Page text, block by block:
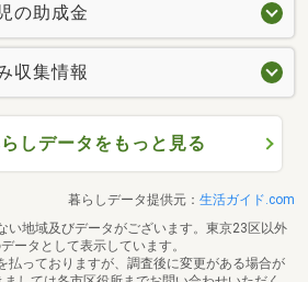
の助成金
収集情報
しデータをもっと見る
暮らしデータ提供元： 生活ガイド.com
い地域及びデータがございます。東京23区以外
ータとして表示しています。
払っておりますが、調査後に変更がある場合が